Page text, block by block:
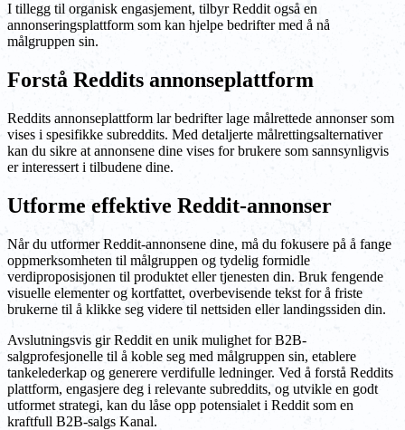
I tillegg til organisk engasjement, tilbyr Reddit også en
annonseringsplattform som kan hjelpe bedrifter med å nå
målgruppen sin.
Forstå Reddits annonseplattform
Reddits annonseplattform lar bedrifter lage målrettede annonser som
vises i spesifikke subreddits. Med detaljerte målrettingsalternativer
kan du sikre at annonsene dine vises for brukere som sannsynligvis
er interessert i tilbudene dine.
Utforme effektive Reddit-annonser
Når du utformer Reddit-annonsene dine, må du fokusere på å fange
oppmerksomheten til målgruppen og tydelig formidle
verdiproposisjonen til produktet eller tjenesten din. Bruk fengende
visuelle elementer og kortfattet, overbevisende tekst for å friste
brukerne til å klikke seg videre til nettsiden eller landingssiden din.
Avslutningsvis gir Reddit en unik mulighet for B2B-
salgprofesjonelle til å koble seg med målgruppen sin, etablere
tankelederkap og generere verdifulle ledninger. Ved å forstå Reddits
plattform, engasjere deg i relevante subreddits, og utvikle en godt
utformet strategi, kan du låse opp potensialet i Reddit som en
kraftfull B2B-salgs Kanal.